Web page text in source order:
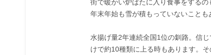
街で暖かい炉ばたに入り食事をする
年末年始も雪が積もっていないことも
水揚げ量2年連続全国1位の釧路。信
けで約10種類に上る時もあります。